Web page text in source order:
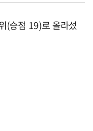
(승점 19)로 올라섰